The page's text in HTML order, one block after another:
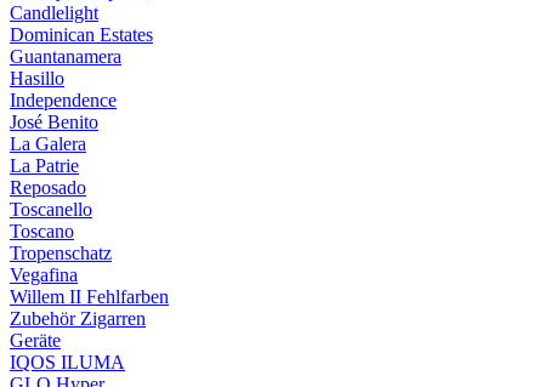
Candlelight
Dominican Estates
Guantanamera
Hasillo
Independence
José Benito
La Galera
La Patrie
Reposado
Toscanello
Toscano
Tropenschatz
Vegafina
Willem II Fehlfarben
Zubehör Zigarren
Geräte
IQOS ILUMA